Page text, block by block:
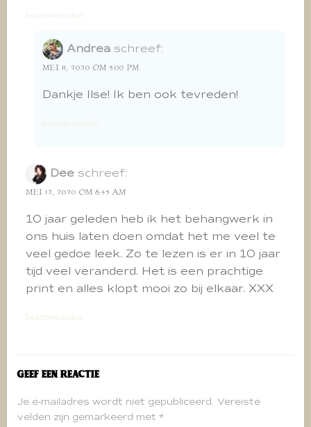
beantwoorden
Andrea schreef:
MEI 11, 2020 OM 5:00 PM
Dankje Ilse! Ik ben ook tevreden!
beantwoorden
Dee schreef:
MEI 12, 2020 OM 8:45 AM
10 jaar geleden heb ik het behangwerk in
ons huis laten doen omdat het me veel te
veel gedoe leek. Zo te lezen is er in 10 jaar
tijd veel veranderd. Het is een prachtige
print en alles klopt mooi zo bij elkaar. XXX
beantwoorden
Geef een reactie
Je e-mailadres wordt niet gepubliceerd. Vereiste
velden zijn gemarkeerd met *